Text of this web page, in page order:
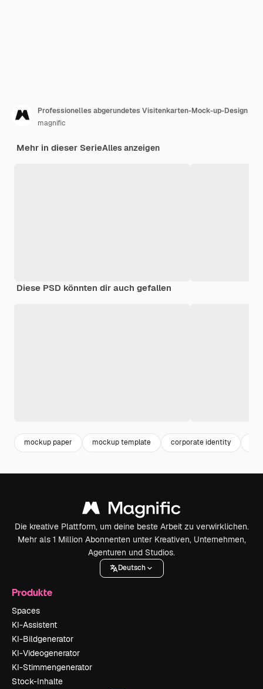
Professionelles abgerundetes Visitenkarten-Mock-up-Design
magnific
Mehr in dieser SerieAlles anzeigen
Diese PSD könnten dir auch gefallen
mockup paper mockup template corporate identity
Die kreative Plattform, um deine beste Arbeit zu verwirklichen.
Mehr als 1 Million Abonnenten unter Kreativen, Unternehmen,
Agenturen und Studios.
Deutsch
Produkte
Spaces
KI-Assistent
KI-Bildgenerator
KI-Videogenerator
KI-Stimmengenerator
Stock-Inhalte